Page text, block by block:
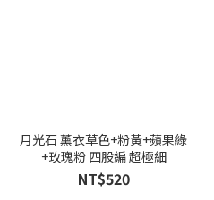
月光石 薰衣草色+粉黃+蘋果綠
+玫瑰粉 四股編 超極細
NT$520